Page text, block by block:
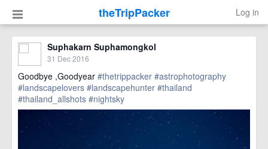
theTripPacker Log in
Suphakarn Suphamongkol
31 Dec 2016
Goodbye ,Goodyear #thetrippacker #astrophotography
#landscapelovers #landscapehunter #thailand
#thailand_allshots #nightsky